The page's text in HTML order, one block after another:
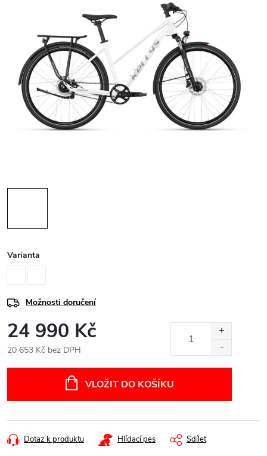
Varianta
Možnosti doručení
24 990 Kč
20 653 Kč bez DPH
VLOŽIT DO KOŠÍKU
Dotaz k produktu Hlídací pes Sdílet